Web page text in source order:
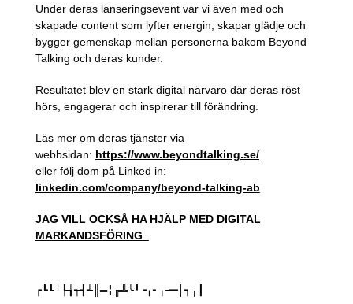
Under deras lanseringsevent var vi även med och
skapade content som lyfter energin, skapar glädje och
bygger gemenskap mellan personerna bakom Beyond
Talking och deras kunder.
Resultatet blev en stark digital närvaro där deras röst
hörs, engagerar och inspirerar till förändring.
Läs mer om deras tjänster via
webbsidan: https://www.beyondtalking.se/
eller följ dom på Linked in:
linkedin.com/company/beyond-talking-ab
JAG VILL OCKSÅ HA HJÄLP MED DIGITAL
MARKANDSFÖRING_
┍┗┖┘┞┧┭┫┵║═╏╔╩╰╹╺╻╸╷╼━│┑┐┃